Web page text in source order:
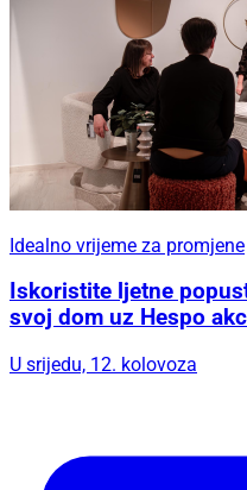
Idealno vrijeme za promjene
Iskoristite ljetne
svoj dom uz Hespo
U srijedu, 12. kolovoza